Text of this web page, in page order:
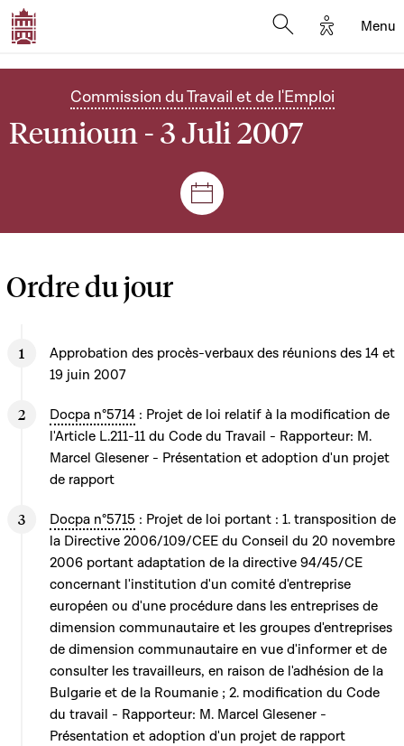
Options
Menu
Commission du Travail et de l'Emploi
Reunioun - 3 Juli 2007
Sëtzungen a Reuniounen
Ordre du jour
Approbation des procès-verbaux des réunions des 14 et
19 juin 2007
Docpa n°5714 : Projet de loi relatif à la modification de
l'Article L.211-11 du Code du Travail - Rapporteur: M.
Marcel Glesener - Présentation et adoption d'un projet
de rapport
Docpa n°5715 : Projet de loi portant : 1. transposition de
la Directive 2006/109/CEE du Conseil du 20 novembre
2006 portant adaptation de la directive 94/45/CE
concernant l'institution d'un comité d'entreprise
européen ou d'une procédure dans les entreprises de
dimension communautaire et les groupes d'entreprises
de dimension communautaire en vue d'informer et de
consulter les travailleurs, en raison de l'adhésion de la
Bulgarie et de la Roumanie ; 2. modification du Code
du travail - Rapporteur: M. Marcel Glesener -
Présentation et adoption d'un projet de rapport